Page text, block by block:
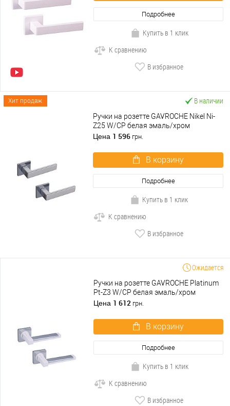
Подробнее
Купить в 1 клик
К сравнению
В избранное
Хит продаж В наличии
Ручки на розетте GAVROCHE Nikel Ni-
Z25 W/CP белая эмаль/хром
Цена 1 596 грн.
В корзину
Подробнее
Купить в 1 клик
К сравнению
В избранное
Ожидается
Ручки на розетте GAVROCHE Platinum
Pt-Z3 W/CP белая эмаль/хром
Цена 1 612 грн.
В корзину
Подробнее
Купить в 1 клик
К сравнению
В избранное